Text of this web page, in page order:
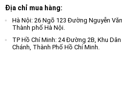
Địa chỉ mua hàng:
Hà Nội: 26 Ngõ 123 Đường Nguyễn
Thành phố Hà Nội.
TP Hồ Chí Minh: 24 Đường 2B, Khu
Chánh, Thành Phố Hồ Chí Minh.